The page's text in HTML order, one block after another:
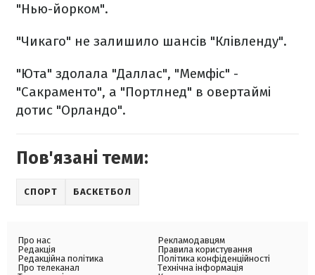
"Нью-йорком".
"Чикаго" не залишило шансів "Клівленду".
"Юта" здолала "Даллас", "Мемфіс" -
"Сакраменто", а "Портлнед" в овертаймі
дотис "Орландо".
Пов'язані теми:
СПОРТ БАСКЕТБОЛ
Про нас
Редакція
Редакційна політика
Про телеканал
Рекламодавцям
Правила користування
Політика конфіденційності
Технічна інформація